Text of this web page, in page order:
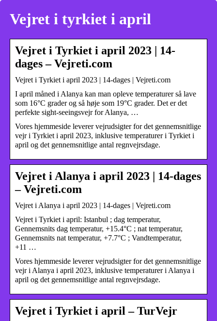
Vejret i tyrkiet i april
Vejret i Tyrkiet i april 2023 | 14-
dages – Vejreti.com
Vejret i Tyrkiet i april 2023 | 14-dages | Vejreti.com
I april måned i Alanya kan man opleve temperaturer så lave
som 16°C grader og så høje som 19°C grader. Det er det
perfekte sight-seeingsvejr for Alanya, …
Vores hjemmeside leverer vejrudsigter for det gennemsnitlige
vejr i Tyrkiet i april 2023, inklusive temperaturer i Tyrkiet i
april og det gennemsnitlige antal regnvejrsdage.
Vejret i Alanya i april 2023 | 14-dages
– Vejreti.com
Vejret i Alanya i april 2023 | 14-dages | Vejreti.com
Vejret i Tyrkiet i april: Istanbul ; dag temperatur,
Gennemsnits dag temperatur, +15.4°C ; nat temperatur,
Gennemsnits nat temperatur, +7.7°C ; Vandtemperatur,
+11 …
Vores hjemmeside leverer vejrudsigter for det gennemsnitlige
vejr i Alanya i april 2023, inklusive temperaturer i Alanya i
april og det gennemsnitlige antal regnvejrsdage.
Vejret i Tyrkiet i april – TurVejr